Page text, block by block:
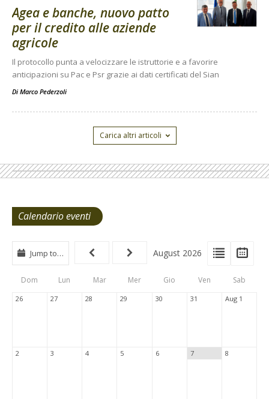
Agea e banche, nuovo patto
per il credito alle aziende
agricole
Il protocollo punta a velocizzare le istruttorie e a favorire
anticipazioni su Pac e Psr grazie ai dati certificati del Sian
Di Marco Pederzoli
Carica altri articoli
Calendario eventi
View
Type
Tabs
View
List
Jump to… August 2026
Dom Lun Mar Mer Gio Ven Sab
26 27 28 29 30 31 Aug 1
2 3 4 5 6 7 8